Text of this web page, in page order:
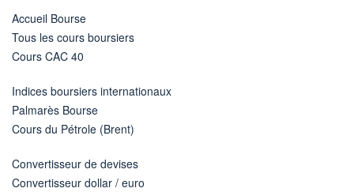
Accueil Bourse
Tous les cours boursiers
Cours CAC 40
Indices boursiers internationaux
Palmarès Bourse
Cours du Pétrole (Brent)
Convertisseur de devises
Convertisseur dollar / euro